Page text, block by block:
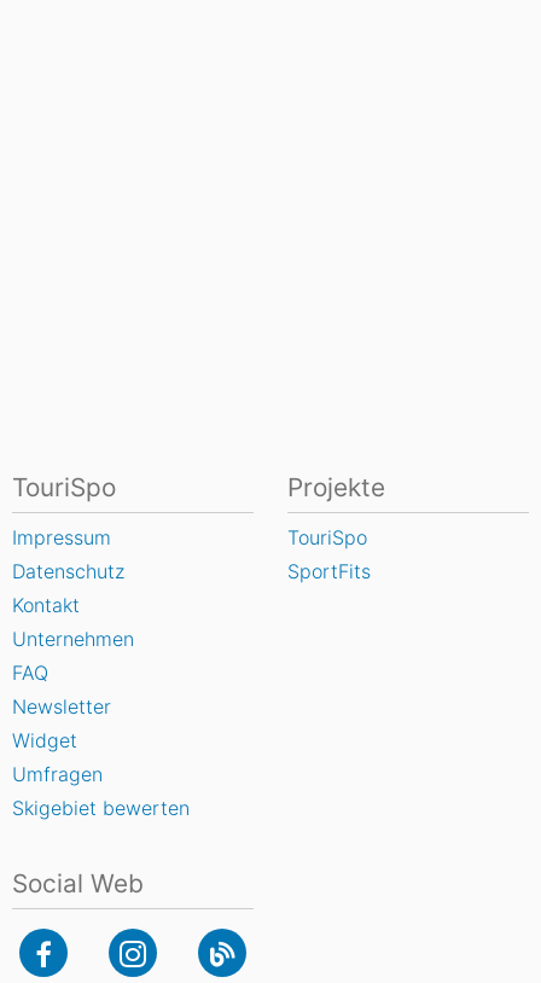
TouriSpo
Impressum
Datenschutz
Kontakt
Unternehmen
FAQ
Newsletter
Widget
Umfragen
Skigebiet bewerten
Projekte
TouriSpo
SportFits
Social Web